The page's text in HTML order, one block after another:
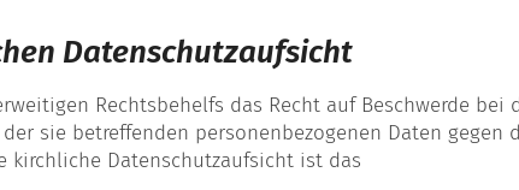
Datenschutzaufsicht
Rechtsbehelfs das Recht auf Beschwerde bei
sie betreffenden personenbezogenen Daten gegen
kirchliche Datenschutzaufsicht ist das